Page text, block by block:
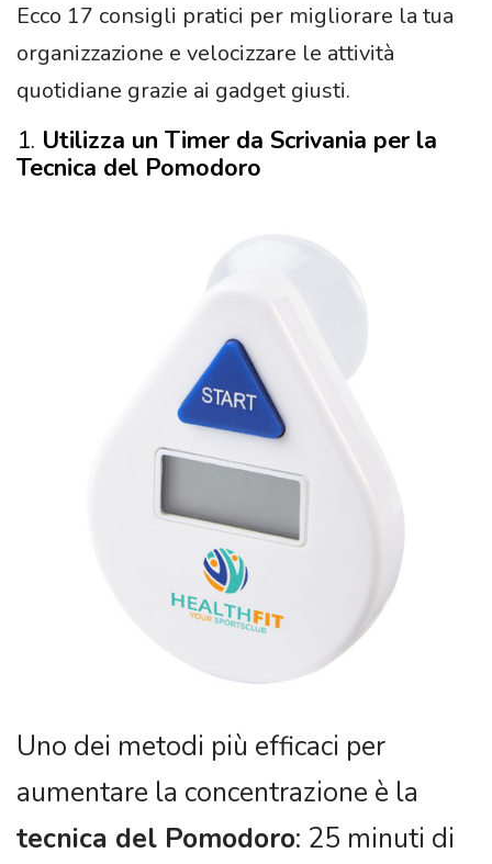
Ecco 17 consigli pratici per migliorare la tua
organizzazione e velocizzare le attività
quotidiane grazie ai gadget giusti.
1. Utilizza un Timer da Scrivania per la
Tecnica del Pomodoro
Uno dei metodi più efficaci per
aumentare la concentrazione è la
tecnica del Pomodoro: 25 minuti di